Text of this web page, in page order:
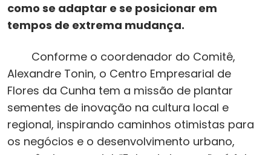
como se adaptar e se posicionar em
tempos de extrema mudança.
Conforme o coordenador do Comitê,
Alexandre Tonin, o Centro Empresarial de
Flores da Cunha tem a missão de plantar
sementes de inovação na cultura local e
regional, inspirando caminhos otimistas para
os negócios e o desenvolvimento urbano,